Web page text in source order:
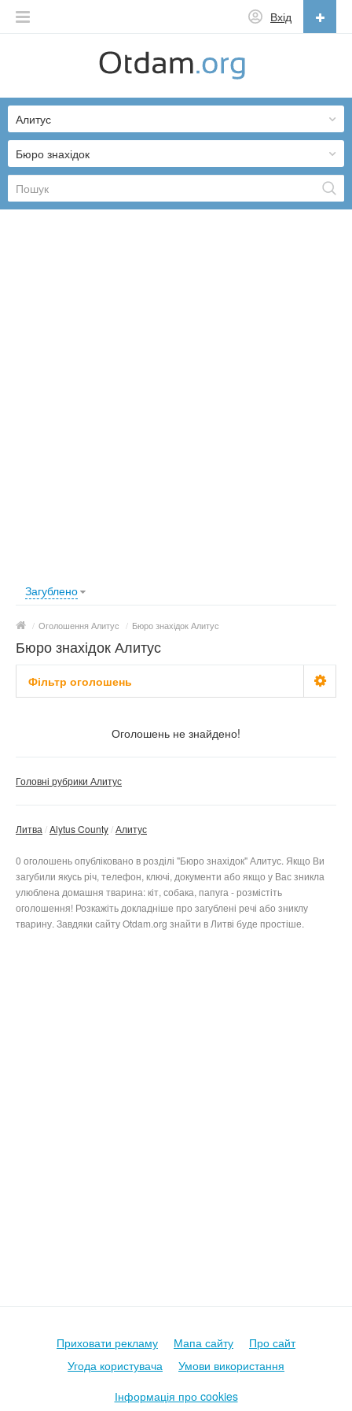
Вхід
English
Русский
Українська
Бюро знахідок
Алитус
Загублено
/ Оголошення Алитус / Бюро знахідок Алитус
Бюро знахідок Алитус
Фільтр оголошень
Оголошень не знайдено!
Головні рубрики Алитус
Литва Alytus County Алитус
0 оголошень опубліковано в розділі "Бюро знахідок" Алитус. Якщо Ви
загубили якусь річ, телефон, ключі, документи або якщо у Вас зникла
улюблена домашня тварина: кіт, собака, папуга - розмістіть
оголошення! Розкажіть докладніше про загублені речі або зниклу
тварину. Завдяки сайту Otdam.org знайти в Литві буде простіше.
Приховати рекламу Мапа сайту
Про сайт
Угода користувача
Умови використання
Інформація про cookies